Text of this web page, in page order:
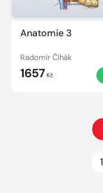
Anatomie 3
Radomír Čihák
1657Kč
1